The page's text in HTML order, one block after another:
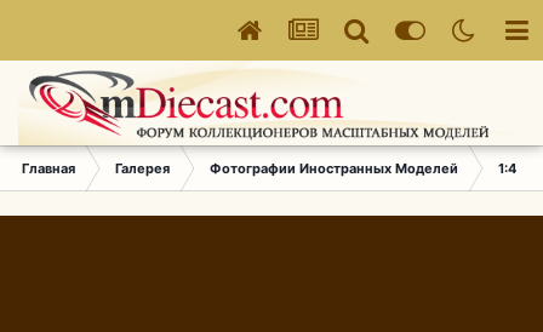
Главная Галерея Фотографии Иностранных Моделей 1:43